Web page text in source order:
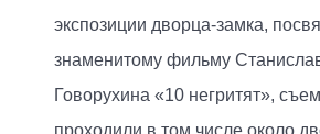
экспозиции дворца-замка,
знаменитому фильму
Говорухина «10 негритят»,
проходили в том числе около